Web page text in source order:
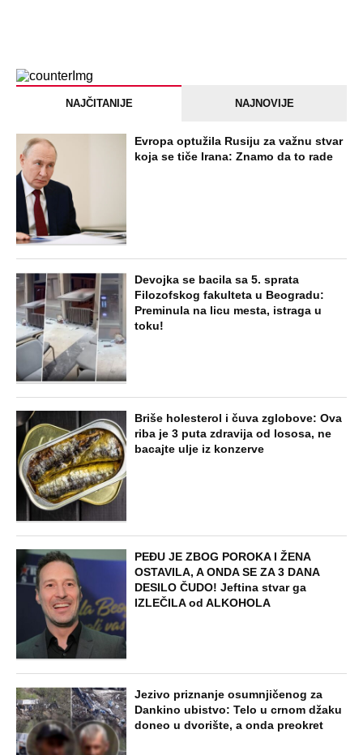
NAJČITANIJE NAJNOVIJE
Evropa optužila Rusiju za važnu stvar
koja se tiče Irana: Znamo da to rade
Devojka se bacila sa 5. sprata
Filozofskog fakulteta u Beogradu:
Preminula na licu mesta, istraga u
toku!
Briše holesterol i čuva zglobove: Ova
riba je 3 puta zdravija od lososa, ne
bacajte ulje iz konzerve
PEĐU JE ZBOG POROKA I ŽENA
OSTAVILA, A ONDA SE ZA 3 DANA
DESILO ČUDO! Jeftina stvar ga
IZLEČILA od ALKOHOLA
Jezivo priznanje osumnjičenog za
Dankino ubistvo: Telo u crnom džaku
doneo u dvorište, a onda preokret